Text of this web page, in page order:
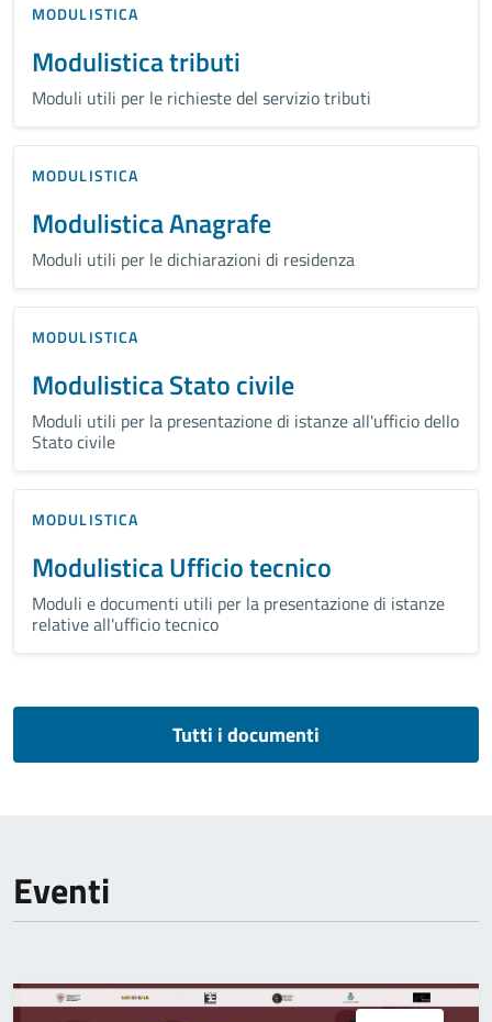
MODULISTICA
Modulistica tributi
Moduli utili per le richieste del servizio tributi
MODULISTICA
Modulistica Anagrafe
Moduli utili per le dichiarazioni di residenza
MODULISTICA
Modulistica Stato civile
Moduli utili per la presentazione di istanze all'ufficio dello
Stato civile
MODULISTICA
Modulistica Ufficio tecnico
Moduli e documenti utili per la presentazione di istanze
relative all'ufficio tecnico
Tutti i documenti
Eventi